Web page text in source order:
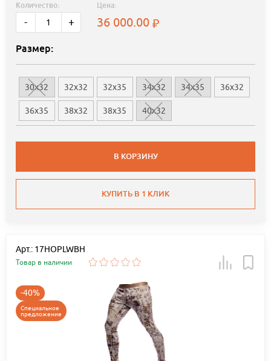
Количество:
- +
Цена:
36 000.00
Размер:
30x32 32x32 32x35 34x32 34x35 36x32
36x35 38x32 38x35 40x32
В КОРЗИНУ
КУПИТЬ В 1 КЛИК
Арт.: 17HOPLWBH
Товар в наличии
-40%
Специальное
предложение